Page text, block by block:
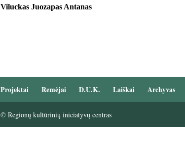
Viluckas Juozapas Antanas
Projektai Remėjai D.U.K. Laiškai Archyvas
© Regionų kultūrinių iniciatyvų centras